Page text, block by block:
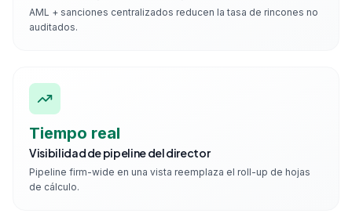
AML + sanciones centralizados reducen la tasa de rincones no
auditados.
Tiempo real
Visibilidad de pipeline del director
Pipeline firm-wide en una vista reemplaza el roll-up de hojas
de cálculo.